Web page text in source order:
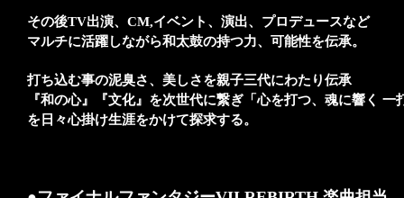
その後TV出演、CM,イベント、演出、プロデュースなど
マルチに活躍しながら和太鼓の持つ力、可能性を伝承。
打ち込む事の泥臭さ、美しさを親子三代にわたり伝承
『和の心』『文化』を次世代に繋ぎ 「心を打つ、魂に響く 一
を 日々心掛け生涯をかけて探求する。